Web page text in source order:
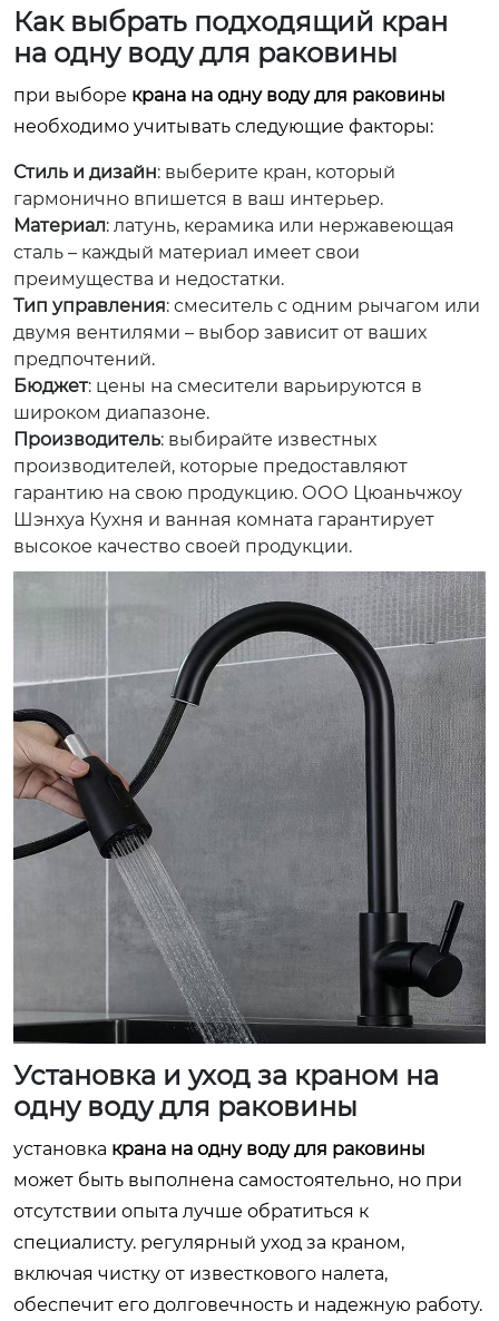
Как выбрать подходящий кран
на одну воду для раковины
при выборе крана на одну воду для раковины
необходимо учитывать следующие факторы:
Стиль и дизайн: выберите кран, который
гармонично впишется в ваш интерьер.
Материал: латунь, керамика или нержавеющая
сталь – каждый материал имеет свои
преимущества и недостатки.
Тип управления: смеситель с одним рычагом или
двумя вентилями – выбор зависит от ваших
предпочтений.
Бюджет: цены на смесители варьируются в
широком диапазоне.
Производитель: выбирайте известных
производителей, которые предоставляют
гарантию на свою продукцию. ООО Цюаньчжоу
Шэнхуа Кухня и ванная комната гарантирует
высокое качество своей продукции.
Установка и уход за краном на
одну воду для раковины
установка крана на одну воду для раковины
может быть выполнена самостоятельно, но при
отсутствии опыта лучше обратиться к
специалисту. регулярный уход за краном,
включая чистку от известкового налета,
обеспечит его долговечность и надежную работу.